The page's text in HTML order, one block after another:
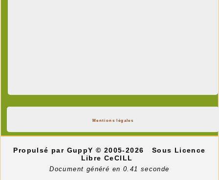
Mentions légales
Propulsé par GuppY© 2005-2026
Sous Licence
Libre CeCILL
Document généré en 0.41 seconde